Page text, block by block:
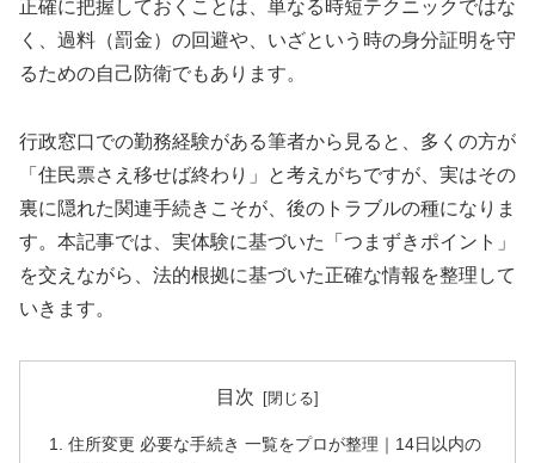
正確に把握しておくことは、単なる時短テクニックではな
く、過料（罰金）の回避や、いざという時の身分証明を守
るための自己防衛でもあります。
行政窓口での勤務経験がある筆者から見ると、多くの方が
「住民票さえ移せば終わり」と考えがちですが、実はその
裏に隠れた関連手続きこそが、後のトラブルの種になりま
す。本記事では、実体験に基づいた「つまずきポイント」
を交えながら、法的根拠に基づいた正確な情報を整理して
いきます。
目次
住所変更 必要な手続き 一覧をプロが整理｜14日以内の